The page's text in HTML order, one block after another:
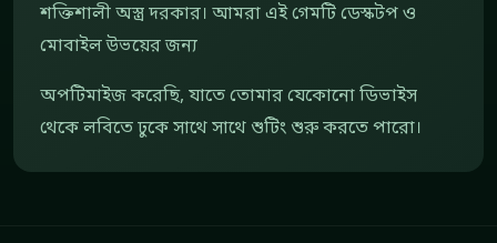
শক্তিশালী অস্ত্র দরকার। আমরা এই গেমটি ডেস্কটপ ও
মোবাইল উভয়ের জন্য
অপটিমাইজ করেছি, যাতে তোমার যেকোনো ডিভাইস
থেকে লবিতে ঢুকে সাথে সাথে শুটিং শুরু করতে পারো।